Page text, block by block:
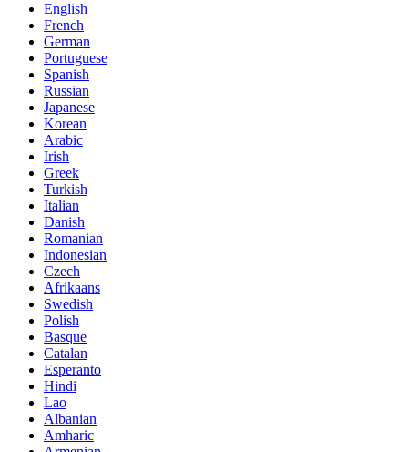
English
French
German
Portuguese
Spanish
Russian
Japanese
Korean
Arabic
Irish
Greek
Turkish
Italian
Danish
Romanian
Indonesian
Czech
Afrikaans
Swedish
Polish
Basque
Catalan
Esperanto
Hindi
Lao
Albanian
Amharic